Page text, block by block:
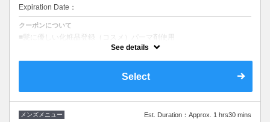
Expiration Date：
クーポンについて
■髪に優しい化粧品登録（コスメ）パーマ剤使用
See details
Select
メンズメニュー Est. Duration：Approx. 1 hrs30 mins